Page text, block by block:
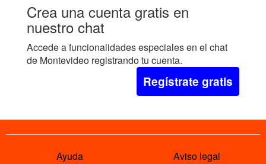
Crea una cuenta gratis en
nuestro chat
Accede a funcionalidades especiales en el chat
de Montevideo registrando tu cuenta.
Regístrate gratis
Ayuda Aviso legal